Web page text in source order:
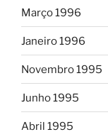
Março 1996
Janeiro 1996
Novembro 1995
Junho 1995
Abril 1995